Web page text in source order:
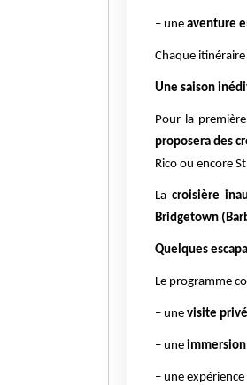
– une aventure
Chaque
Une saison
Pour la
proposera des
Rico ou encore
Lacroisière
Bridgetown
Quelques
Le programme
– une visite
– une
– une